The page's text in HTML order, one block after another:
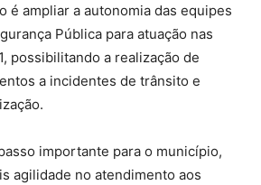
é ampliar a autonomia das equipes
Pública para atuação nas
possibilitando a realização de
a incidentes de trânsito e
importante para o município,
agilidade no atendimento aos